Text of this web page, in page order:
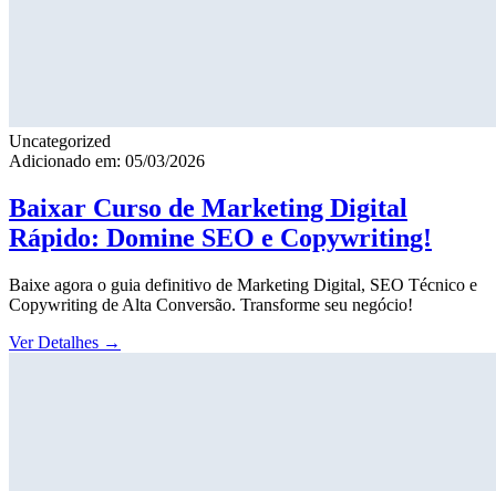
Uncategorized
Adicionado em: 05/03/2026
Baixar Curso de Marketing Digital
Rápido: Domine SEO e Copywriting!
Baixe agora o guia definitivo de Marketing Digital, SEO Técnico e
Copywriting de Alta Conversão. Transforme seu negócio!
Ver Detalhes →